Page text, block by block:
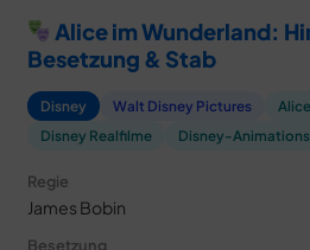
Alice im Wunderland:
Besetzung & Stab
Disney Walt Disney Pictures
Disney Realfilme
Disney-
Regie
James Bobin
Besetzung